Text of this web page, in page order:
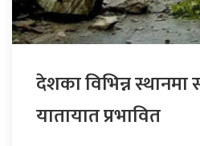
देशका विभिन्न
यातायात प्रभावित